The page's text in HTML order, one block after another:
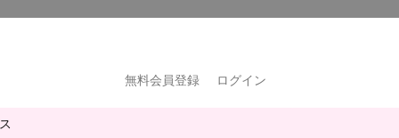
無料会員登録 ログイン